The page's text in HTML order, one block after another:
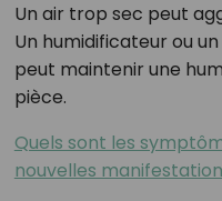
Un air trop sec peut
Un humidificateur ou
peut maintenir une
pièce.
Quels sont les
nouvelles